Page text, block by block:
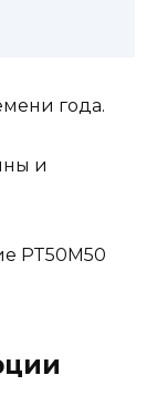
года.
PT50M50